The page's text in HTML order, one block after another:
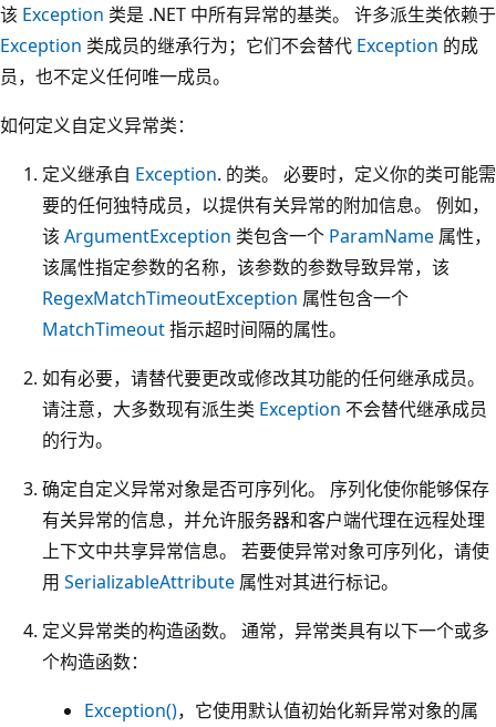
该 Exception 类是 .NET 中所有异常的基类。 许多派生类依赖于
Exception 类成员的继承行为；它们不会替代 Exception 的成
员，也不定义任何唯一成员。
如何定义自定义异常类：
定义继承自 Exception. 的类。 必要时，定义你的类可能需
要的任何独特成员，以提供有关异常的附加信息。 例如，
该 ArgumentException 类包含一个 ParamName 属性，
该属性指定参数的名称，该参数的参数导致异常，该
RegexMatchTimeoutException 属性包含一个
MatchTimeout指示超时间隔的属性。
如有必要，请替代要更改或修改其功能的任何继承成员。
请注意，大多数现有派生类 Exception 不会替代继承成员
的行为。
确定自定义异常对象是否可序列化。 序列化使你能够保存
有关异常的信息，并允许服务器和客户端代理在远程处理
上下文中共享异常信息。 若要使异常对象可序列化，请使
用 SerializableAttribute 属性对其进行标记。
定义异常类的构造函数。 通常，异常类具有以下一个或多
个构造函数：
Exception()，它使用默认值初始化新异常对象的属